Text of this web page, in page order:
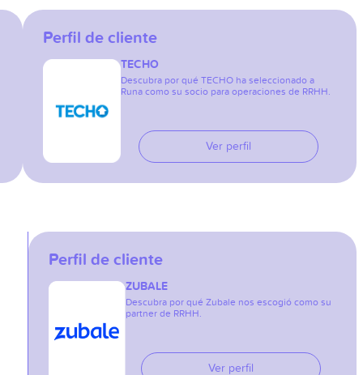
Perfil de cliente
TECHO
Descubra por qué TECHO ha seleccionado a
Runa como su socio para operaciones de RRHH.
Ver perfil
Perfil de cliente
ZUBALE
Descubra por qué Zubale nos escogió como su
partner de RRHH.
Ver perfil